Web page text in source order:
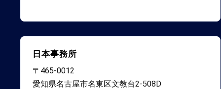
日本事務所
〒465-0012
愛知県名古屋市名東区文教台2-508D